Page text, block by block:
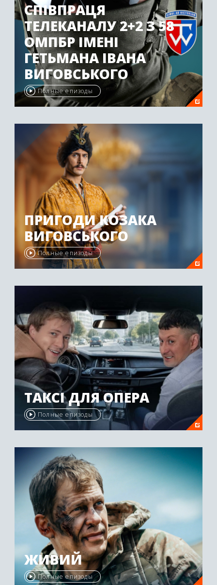
СПІВПРАЦЯ
ТЕЛЕКАНАЛУ 2+2 З 58
ОМПБР ІМЕНІ
ГЕТЬМАНА ІВАНА
ВИГОВСЬКОГО
Полные епизоды
ПРИГОДИ КОЗАКА
ВИГОВСЬКОГО
Полные епизоды
ТАКСІ ДЛЯ ОПЕРА
Полные епизоды
ЖИВИЙ
Полные епизоды